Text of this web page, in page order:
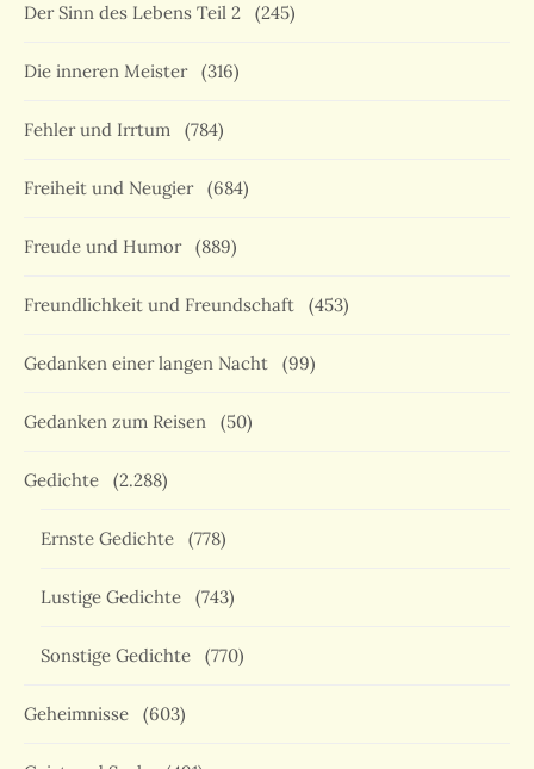
Der Sinn des Lebens Teil 2 (245)
Die inneren Meister (316)
Fehler und Irrtum (784)
Freiheit und Neugier (684)
Freude und Humor (889)
Freundlichkeit und Freundschaft (453)
Gedanken einer langen Nacht (99)
Gedanken zum Reisen (50)
Gedichte (2.288)
Ernste Gedichte (778)
Lustige Gedichte (743)
Sonstige Gedichte (770)
Geheimnisse (603)